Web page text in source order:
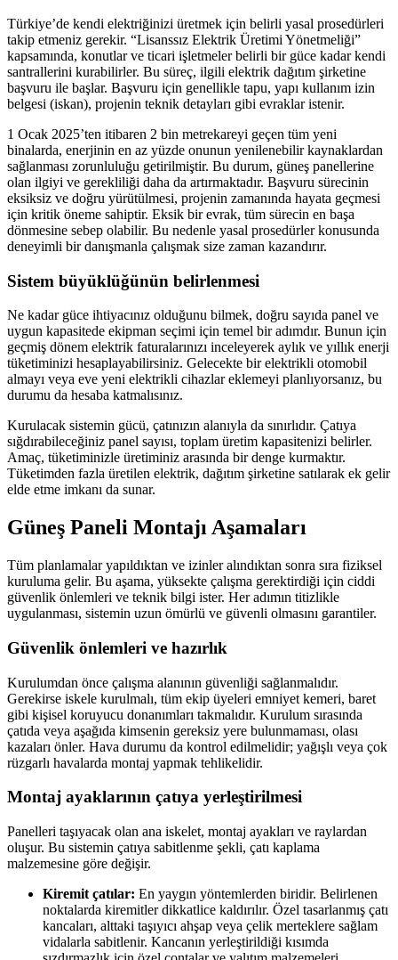
Türkiye’de kendi elektriğinizi üretmek için belirli yasal prosedürleri
takip etmeniz gerekir. “Lisanssız Elektrik Üretimi Yönetmeliği”
kapsamında, konutlar ve ticari işletmeler belirli bir güce kadar kendi
santrallerini kurabilirler. Bu süreç, ilgili elektrik dağıtım şirketine
başvuru ile başlar. Başvuru için genellikle tapu, yapı kullanım izin
belgesi (iskan), projenin teknik detayları gibi evraklar istenir.
1 Ocak 2025’ten itibaren 2 bin metrekareyi geçen tüm yeni
binalarda, enerjinin en az yüzde onunun yenilenebilir kaynaklardan
sağlanması zorunluluğu getirilmiştir. Bu durum, güneş panellerine
olan ilgiyi ve gerekliliği daha da artırmaktadır. Başvuru sürecinin
eksiksiz ve doğru yürütülmesi, projenin zamanında hayata geçmesi
için kritik öneme sahiptir. Eksik bir evrak, tüm sürecin en başa
dönmesine sebep olabilir. Bu nedenle yasal prosedürler konusunda
deneyimli bir danışmanla çalışmak size zaman kazandırır.
Sistem büyüklüğünün belirlenmesi
Ne kadar güce ihtiyacınız olduğunu bilmek, doğru sayıda panel ve
uygun kapasitede ekipman seçimi için temel bir adımdır. Bunun için
geçmiş dönem elektrik faturalarınızı inceleyerek aylık ve yıllık enerji
tüketiminizi hesaplayabilirsiniz. Gelecekte bir elektrikli otomobil
almayı veya eve yeni elektrikli cihazlar eklemeyi planlıyorsanız, bu
durumu da hesaba katmalısınız.
Kurulacak sistemin gücü, çatınızın alanıyla da sınırlıdır. Çatıya
sığdırabileceğiniz panel sayısı, toplam üretim kapasitenizi belirler.
Amaç, tüketiminizle üretiminiz arasında bir denge kurmaktır.
Tüketimden fazla üretilen elektrik, dağıtım şirketine satılarak ek gelir
elde etme imkanı da sunar.
Güneş Paneli Montajı Aşamaları
Tüm planlamalar yapıldıktan ve izinler alındıktan sonra sıra fiziksel
kuruluma gelir. Bu aşama, yüksekte çalışma gerektirdiği için ciddi
güvenlik önlemleri ve teknik bilgi ister. Her adımın titizlikle
uygulanması, sistemin uzun ömürlü ve güvenli olmasını garantiler.
Güvenlik önlemleri ve hazırlık
Kurulumdan önce çalışma alanının güvenliği sağlanmalıdır.
Gerekirse iskele kurulmalı, tüm ekip üyeleri emniyet kemeri, baret
gibi kişisel koruyucu donanımları takmalıdır. Kurulum sırasında
çatıda veya aşağıda kimsenin gereksiz yere bulunmaması, olası
kazaları önler. Hava durumu da kontrol edilmelidir; yağışlı veya çok
rüzgarlı havalarda montaj yapmak tehlikelidir.
Montaj ayaklarının çatıya yerleştirilmesi
Panelleri taşıyacak olan ana iskelet, montaj ayakları ve raylardan
oluşur. Bu sistemin çatıya sabitlenme şekli, çatı kaplama
malzemesine göre değişir.
Kiremit çatılar: En yaygın yöntemlerden biridir. Belirlenen
noktalarda kiremitler dikkatlice kaldırılır. Özel tasarlanmış çatı
kancaları, alttaki taşıyıcı ahşap veya çelik merteklere sağlam
vidalarla sabitlenir. Kancanın yerleştirildiği kısımda